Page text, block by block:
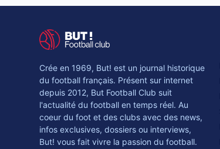
Crée en 1969, But! est un journal historique
du football français. Présent sur internet
depuis 2012, But Football Club suit
l'actualité du football en temps réel. Au
coeur du foot et des clubs avec des news,
infos exclusives, dossiers ou interviews,
But! vous fait vivre la passion du football.